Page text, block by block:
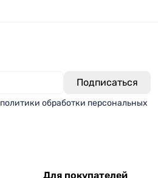
политики обработки персональных
Для покупателей